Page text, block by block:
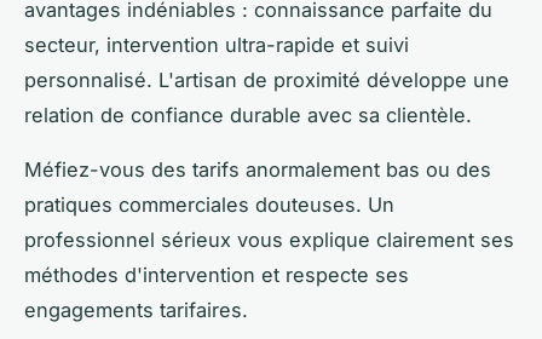
avantages indéniables : connaissance parfaite du
secteur, intervention ultra-rapide et suivi
personnalisé. L'artisan de proximité développe une
relation de confiance durable avec sa clientèle.
Méfiez-vous des tarifs anormalement bas ou des
pratiques commerciales douteuses. Un
professionnel sérieux vous explique clairement ses
méthodes d'intervention et respecte ses
engagements tarifaires.